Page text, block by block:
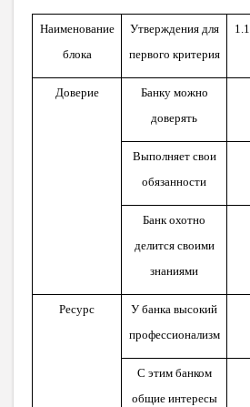
Наименование
блока
Утверждения для
первого критерия
1.1
Доверие
Банку можно
доверять
Выполняет свои
обязанности
Банк охотно
делится своими
знаниями
Ресурс
У банка высокий
профессионализм
С этим банком
общие интересы